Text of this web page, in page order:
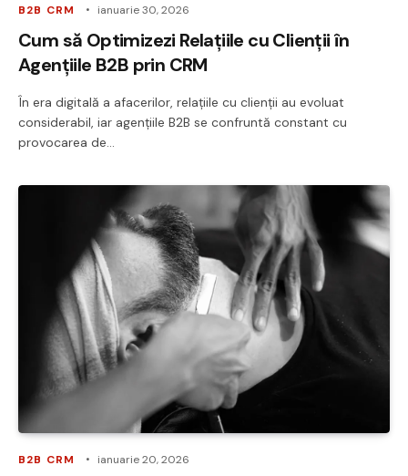
B2B CRM ianuarie 30, 2026
Cum să Optimizezi Relațiile cu Clienții în
Agențiile B2B prin CRM
În era digitală a afacerilor, relațiile cu clienții au evoluat
considerabil, iar agențiile B2B se confruntă constant cu
provocarea de…
B2B CRM ianuarie 20, 2026